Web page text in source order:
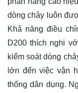
dòng chảy luôn
Khả năng điều
D200 thích nghi
kiểm soát dòng
lớn đến việc vận
thống dân dụng.